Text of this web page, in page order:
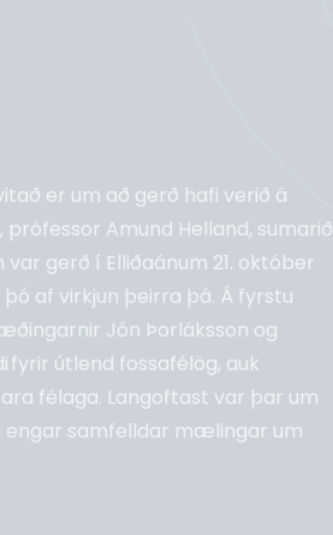
er um að gerð hafi verið á
Amund Helland, sumarið
gerð í Elliðaánum 21. október
af virkjun þeirra þá. Á fyrstu
Jón Þorláksson og
fyrir útlend fossafélög, auk
félaga. Langoftast var þar um
samfelldar mælingar um